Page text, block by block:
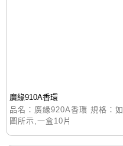
廣緣910A香環
品名：廣緣920A香環 規格：如
圖所示,一盒10片